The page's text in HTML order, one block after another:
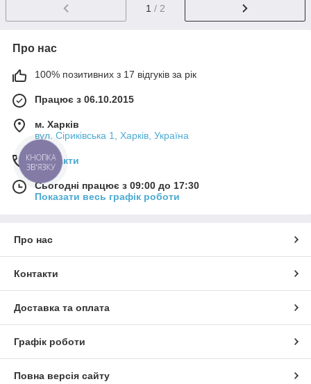
1 / 2
Про нас
100% позитивних з 17 відгуків за рік
Працює з 06.10.2015
м. Харків
вул. Сіриківська 1, Харків, Україна
Контакти
Сьогодні працює з 09:00 до 17:30
Показати весь графік роботи
Про нас
Контакти
Доставка та оплата
Графік роботи
Повна версія сайту
КНОПКА
ЗВ'ЯЗКУ